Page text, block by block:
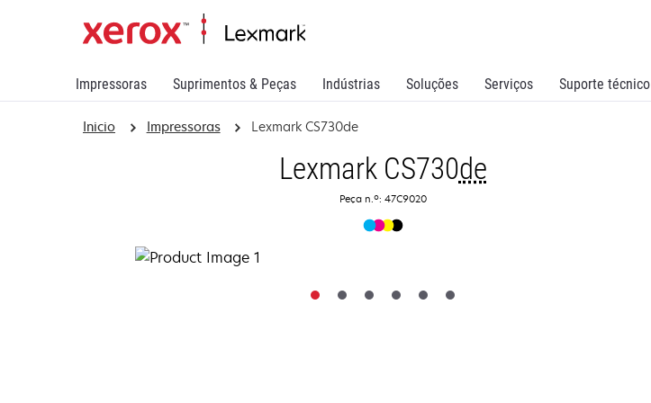
Impressoras Suprimentos & Peças Indústrias Soluções Serviços Suporte técnico
Inicio Impressoras Lexmark CS730de
Lexmark CS730de
Peça n.º: 47C9020